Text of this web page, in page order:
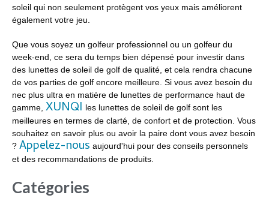
soleil qui non seulement protègent vos yeux mais améliorent
également votre jeu.
Que vous soyez un golfeur professionnel ou un golfeur du
week-end, ce sera du temps bien dépensé pour investir dans
des lunettes de soleil de golf de qualité, et cela rendra chacune
de vos parties de golf encore meilleure. Si vous avez besoin du
nec plus ultra en matière de lunettes de performance haut de
gamme, XUNQI les lunettes de soleil de golf sont les
meilleures en termes de clarté, de confort et de protection. Vous
souhaitez en savoir plus ou avoir la paire dont vous avez besoin
? Appelez-nous aujourd'hui pour des conseils personnels
et des recommandations de produits.
Catégories